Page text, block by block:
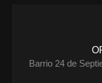
Barrio 24 de